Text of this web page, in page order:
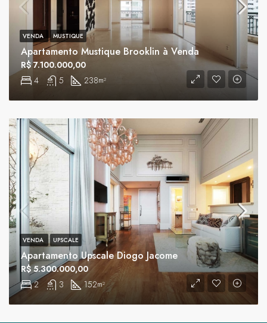
Apartamento Mustique Brooklin à Venda
4 5 238m²
R$ 7.100.000,00
VENDA MUSTIQUE
Apartamento Upscale Diogo Jacome
2 3 152m²
R$ 5.300.000,00
VENDA UPSCALE